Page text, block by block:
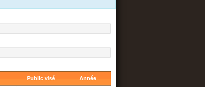
Public visé Année